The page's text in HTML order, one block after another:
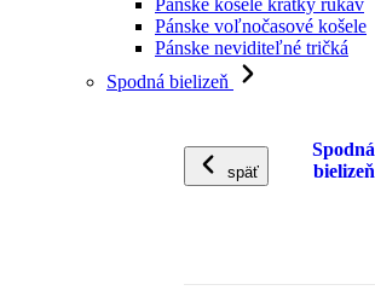
Pánske voľnočasové košele
Pánske neviditeľné tričká
Spodná bielizeň
späť
Spodná
bielizeň